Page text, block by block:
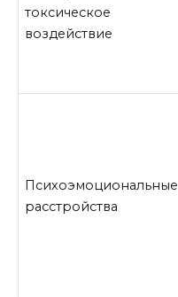
токсическое
воздействие
Психоэмоциональные
расстройства